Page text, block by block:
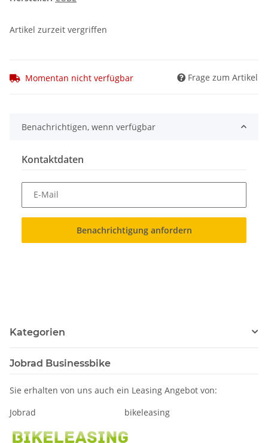
Artikel zurzeit vergriffen
Momentan nicht verfügbar Frage zum Artikel
Benachrichtigen, wenn verfügbar
Kontaktdaten
E-Mail
Benachrichtigung anfordern
Kategorien
Jobrad Businessbike
Sie erhalten von uns auch ein Leasing Angebot von:
Jobrad bikeleasing